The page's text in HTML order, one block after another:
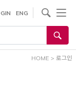
ENG
HOME > 로그인